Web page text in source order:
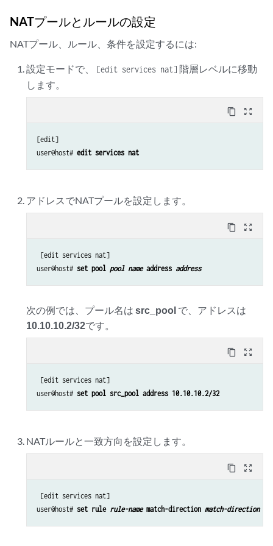
NATプールとルールの設定
NATプール、ルール、条件を設定するには:
設定モードで、 [edit services nat] 階層レベルに移動
します。
content_copy zoom_out_map
[edit]
user@host# edit services nat
アドレスでNATプールを設定します。
content_copy zoom_out_map
[edit services nat]
user@host# set pool pool name address address
次の例では、プール名はsrc_pool で、アドレスは
10.10.10.2/32です。
content_copy zoom_out_map
[edit services nat]
user@host# set pool src_pool address 10.10.10.2/32
NATルールと一致方向を設定します。
content_copy zoom_out_map
[edit services nat]
user@host# set rule rule-name match-direction match-direction